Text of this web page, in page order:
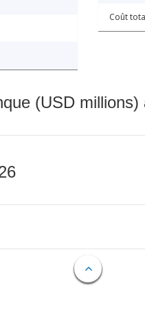
Coût
(USD millions)